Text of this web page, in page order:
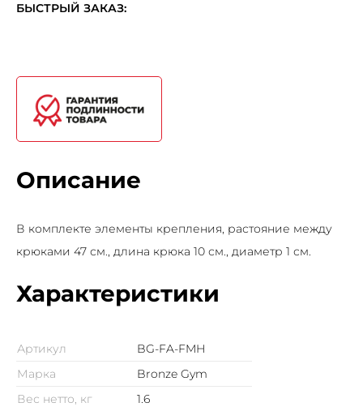
БЫСТРЫЙ ЗАКАЗ:
Описание
В комплекте элементы крепления, растояние между
крюками 47 см., длина крюка 10 см., диаметр 1 см.
Характеристики
Артикул
BG-FA-FMH
Марка
Bronze Gym
Вес нетто, кг
1.6